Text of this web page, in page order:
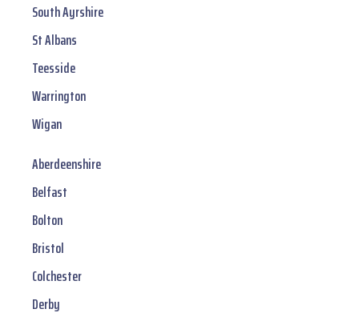
South Ayrshire
St Albans
Teesside
Warrington
Wigan
Aberdeenshire
Belfast
Bolton
Bristol
Colchester
Derby